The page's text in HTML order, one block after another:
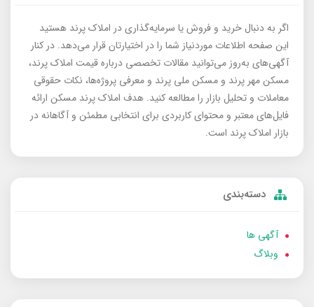
اگر به دنبال خرید و فروش یا سرمایه‌گذاری در املاک پرند هستید
این صفحه اطلاعات موردنیاز شما را در اختیارتان قرار می‌دهد. در کنار
آگهی‌های به‌روز می‌توانید مقالات تخصصی درباره قیمت املاک پرند،
مسکن مهر پرند و مسکن ملی پرند و معرفی پروژه‌ها، نکات حقوقی
معاملات و تحلیل بازار را مطالعه کنید. هدف املاک پرند مسکن ارائه
فایل‌های معتبر و محتوای کاربردی برای انتخابی مطمئن و آگاهانه در
بازار املاک پرند است.
دسته‌بندی
آگهی ها
وبلاگ